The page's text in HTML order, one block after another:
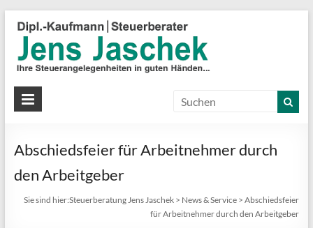
Abschiedsfeier für Arbeitnehmer durch
den Arbeitgeber
Sie sind hier:Steuerberatung Jens Jaschek > News & Service >Abschiedsfeier
für Arbeitnehmer durch den Arbeitgeber